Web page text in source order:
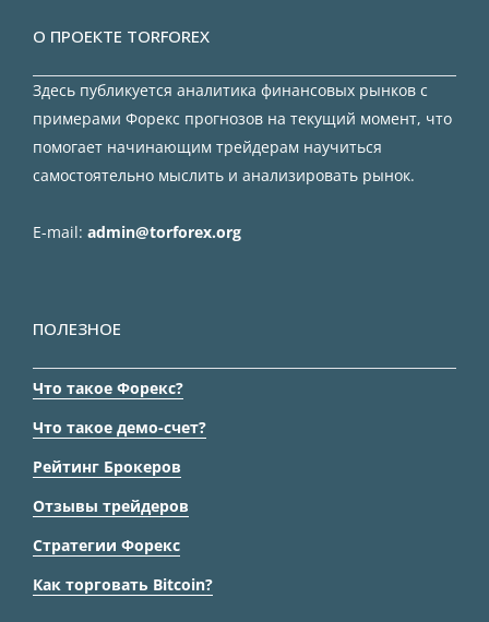
О ПРОЕКТЕ TORFOREX
Здесь публикуется аналитика финансовых рынков с
примерами Форекс прогнозов на текущий момент, что
помогает начинающим трейдерам научиться
самостоятельно мыслить и анализировать рынок.
E-mail: admin@torforex.org
ПОЛЕЗНОЕ
Что такое Форекс?
Что такое демо-счет?
Рейтинг Брокеров
Отзывы трейдеров
Стратегии Форекс
Как торговать Bitcoin?